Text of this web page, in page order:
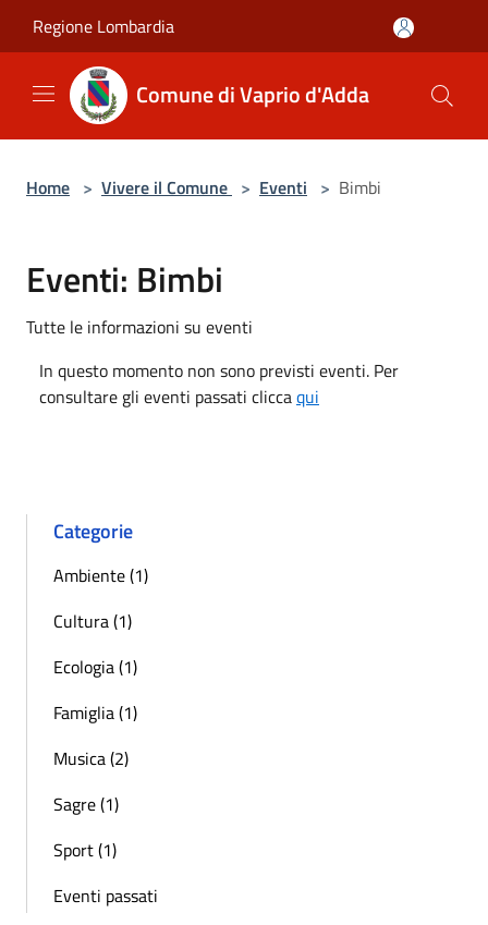
Regione Lombardia
Comune di Vaprio d'Adda
Home > Vivere il Comune > Eventi > Bimbi
Eventi: Bimbi
Tutte le informazioni su eventi
In questo momento non sono previsti eventi. Per
consultare gli eventi passati cliccaqui
Categorie
Ambiente (1)
Cultura (1)
Ecologia (1)
Famiglia (1)
Musica (2)
Sagre (1)
Sport (1)
Eventi passati